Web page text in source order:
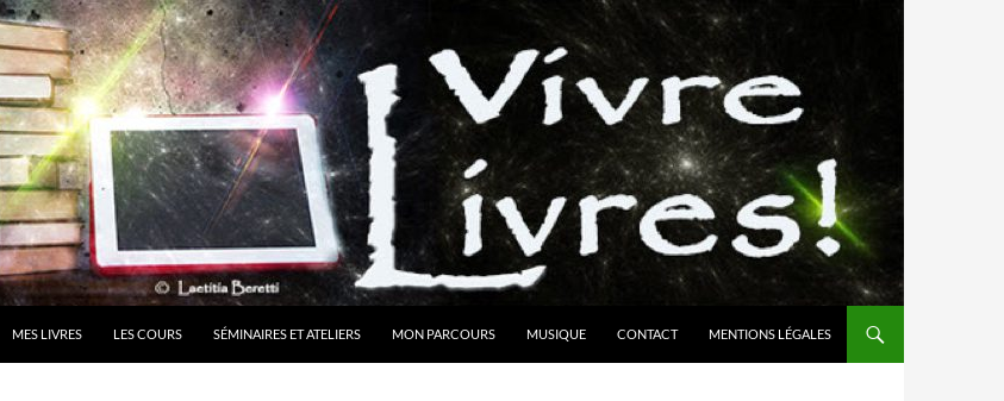
MES LIVRES LES COURS SÉMINAIRES ET ATELIERS MON PARCOURS MUSIQUE CONTACT MENTIONS LÉGALES